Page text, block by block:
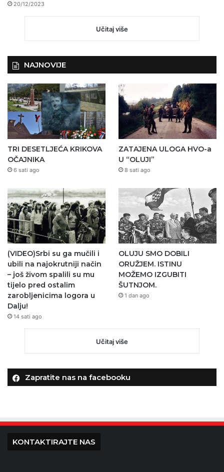
20/12/2023
Učitaj više
NAJNOVIJE
TRI DESETLJEĆA KRIKOVA
OČAJNIKA
6 sati ago
ZATAJENA ULOGA HVO-a
U “OLUJI”
8 sati ago
(VIDEO)Srbi su ga mučili i
ubili na najokrutniji način
– još živom spalili su mu
tijelo pred ostalim
zarobljenicima logora u
Dalju!
14 sati ago
OLUJU SMO DOBILI
ORUŽJEM. ISTINU
MOŽEMO IZGUBITI
ŠUTNJOM.
1 dan ago
Učitaj više
Zapratite nas na facebooku
KONTAKTIRAJTE NAS